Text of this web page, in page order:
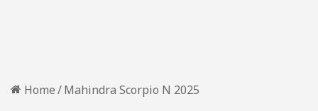
Home/Mahindra Scorpio N 2025